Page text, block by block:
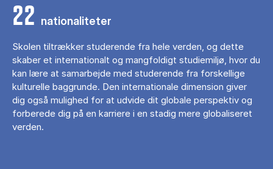
22 nationaliteter
Skolen tiltrækker studerende fra hele verden, og dette
skaber et internationalt og mangfoldigt studiemiljø, hvor du
kan lære at samarbejde med studerende fra forskellige
kulturelle baggrunde. Den internationale dimension giver
dig også mulighed for at udvide dit globale perspektiv og
forberede dig på en karriere i en stadig mere globaliseret
verden.